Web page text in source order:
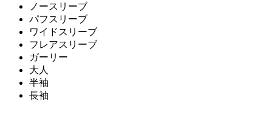
ノースリーブ
パフスリーブ
ワイドスリーブ
フレアスリーブ
ガーリー
大人
半袖
長袖